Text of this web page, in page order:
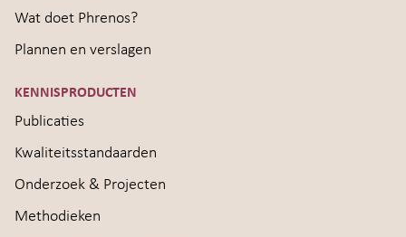
Wat doet Phrenos?
Plannen en verslagen
KENNISPRODUCTEN
Publicaties
Kwaliteitsstandaarden
Onderzoek & Projecten
Methodieken